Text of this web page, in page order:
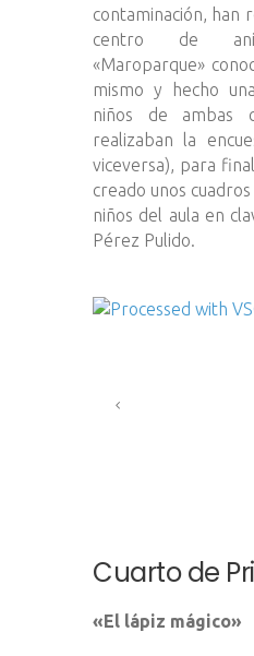
contaminación, han
centro de
«Maroparque»
mismo y hecho
niños de ambas
realizaban la
viceversa), para
creado unos
niños del aula en
Pérez Pulido.
Cuarto de
«El lápiz mágico»